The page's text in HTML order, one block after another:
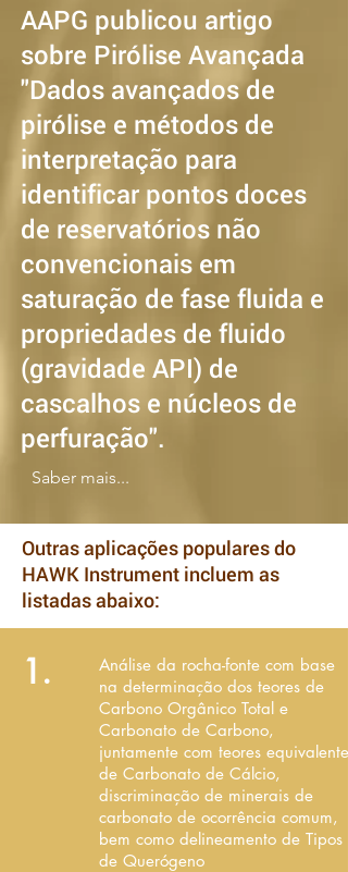
AAPG publicou artigo
sobre Pirólise Avançada
"Dados avançados de
pirólise e métodos de
interpretação para
identificar pontos doces
de reservatórios não
convencionais em
saturação de fase fluida e
propriedades de fluido
(gravidade API) de
cascalhos e núcleos de
perfuração".
Saber mais...
Outras aplicações populares do
HAWK Instrument incluem as
listadas abaixo:
1.
Análise da rocha-fonte com base
na determinação dos teores de
Carbono Orgânico Total e
Carbonato de Carbono,
juntamente com teores equivalentes
de Carbonato de Cálcio,
discriminação de minerais de
carbonato de ocorrência comum,
bem como delineamento de Tipos
de Querógeno